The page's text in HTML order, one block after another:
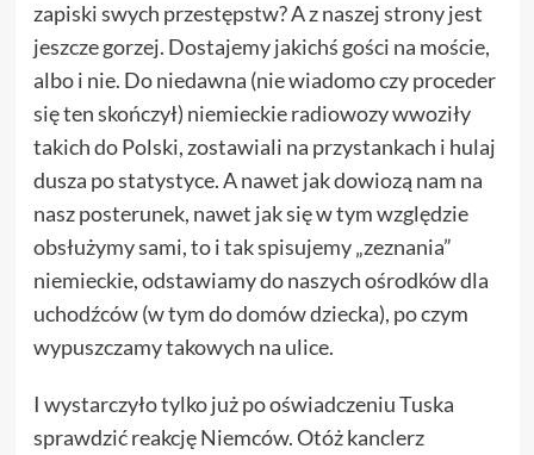
zapiski swych przestępstw? A z naszej strony jest
jeszcze gorzej. Dostajemy jakichś gości na moście,
albo i nie. Do niedawna (nie wiadomo czy proceder
się ten skończył) niemieckie radiowozy wwoziły
takich do Polski, zostawiali na przystankach i hulaj
dusza po statystyce. A nawet jak dowiozą nam na
nasz posterunek, nawet jak się w tym względzie
obsłużymy sami, to i tak spisujemy „zeznania”
niemieckie, odstawiamy do naszych ośrodków dla
uchodźców (w tym do domów dziecka), po czym
wypuszczamy takowych na ulice.
I wystarczyło tylko już po oświadczeniu Tuska
sprawdzić reakcję Niemców. Otóż kanclerz